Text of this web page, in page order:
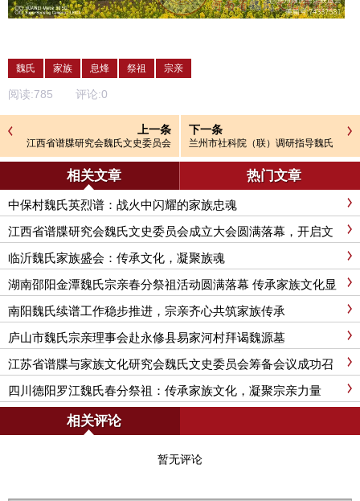
魏氏 家族 息烽 祭祖 宗亲
阅读:785 评论:0
上一条
江西省谱牒研究会魏氏文史委员会
成立大会圆满落幕，开启文化传承
下一条
兰州市社科院（联）调研指导魏氏
文化研究会工作
相关文章 热门文章
中保村魏氏英烈谱：战火中闪耀的家族忠魂
江西省谱牒研究会魏氏文史委员会成立大会圆满落幕，开启文
化传承新征程
临沂魏氏家族盛会：传承文化，凝聚族魂
湖南邵阳金潭魏氏宗亲春分祭祖活动圆满落幕 传承家族文化显
担当
南阳魏氏续谱工作稳步推进，宗亲齐心共筑家族传承
庐山市魏氏宗亲理事会赴永修县易家河村拜谒魏源墓
江苏省谱牒与家族文化研究会魏氏文史委员会筹备会议成功召
开，开启家族文化传承新征程
四川德阳罗江魏氏春分祭祖：传承家族文化，凝聚宗亲力量
相关评论
暂无评论